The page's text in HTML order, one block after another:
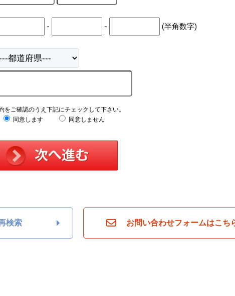
- - (半角数字)
をご確認のうえ下記にチェックして下さい。
同意します
同意しません
検索 お問い合わせフォームはこち